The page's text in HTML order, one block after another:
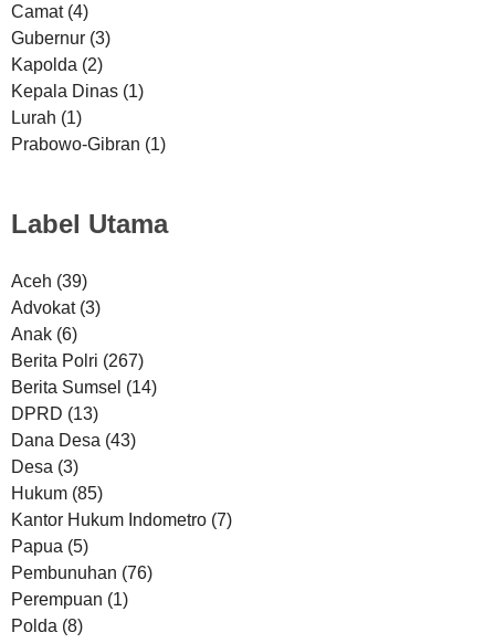
Camat (4)
Gubernur (3)
Kapolda (2)
Kepala Dinas (1)
Lurah (1)
Prabowo-Gibran (1)
Label Utama
Aceh (39)
Advokat (3)
Anak (6)
Berita Polri (267)
Berita Sumsel (14)
DPRD (13)
Dana Desa (43)
Desa (3)
Hukum (85)
Kantor Hukum Indometro (7)
Papua (5)
Pembunuhan (76)
Perempuan (1)
Polda (8)